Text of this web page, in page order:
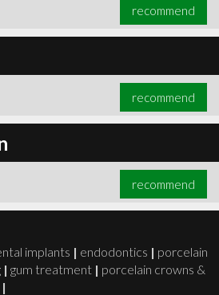
recommend
recommend
recommend
implants | endodontics | porcelain
| gum treatment | porcelain crowns &
|